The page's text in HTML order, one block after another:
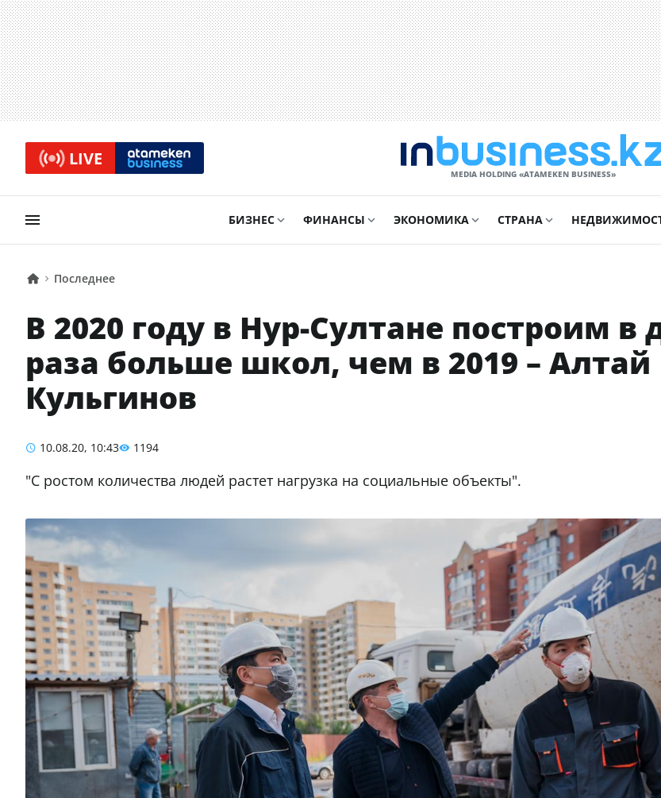
LIVE
MEDIA HOLDING «ATAMEKЕN BUSINESS»
БИЗНЕС ФИНАНСЫ ЭКОНОМИКА СТРАНА
Последнее
В 2020 году в Нур-Султане построим в
раза больше школ, чем в 2019 – Алтай
Кульгинов
10.08.20, 10:43 1194
"С ростом количества людей растет нагрузка на социальные объекты".